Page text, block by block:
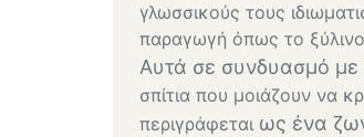
γλωσσικούς τους
παραγωγή όπως το
Αυτά σε συνδυασμό με
σπίτια που μοιάζουν να
περιγράφεται ως ένα